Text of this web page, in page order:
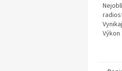
Výkon